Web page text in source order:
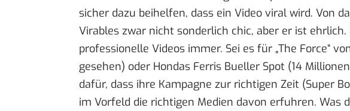
sicher dazu beihelfen, dass ein Video viral wird. Von
Virables zwar nicht sonderlich chic, aber er ist
professionelle Videos immer. Sei es für „The Force“
gesehen) oder Hondas Ferris Bueller Spot (14
dafür, dass ihre Kampagne zur richtigen Zeit (Super
im Vorfeld die richtigen Medien davon erfuhren. Was